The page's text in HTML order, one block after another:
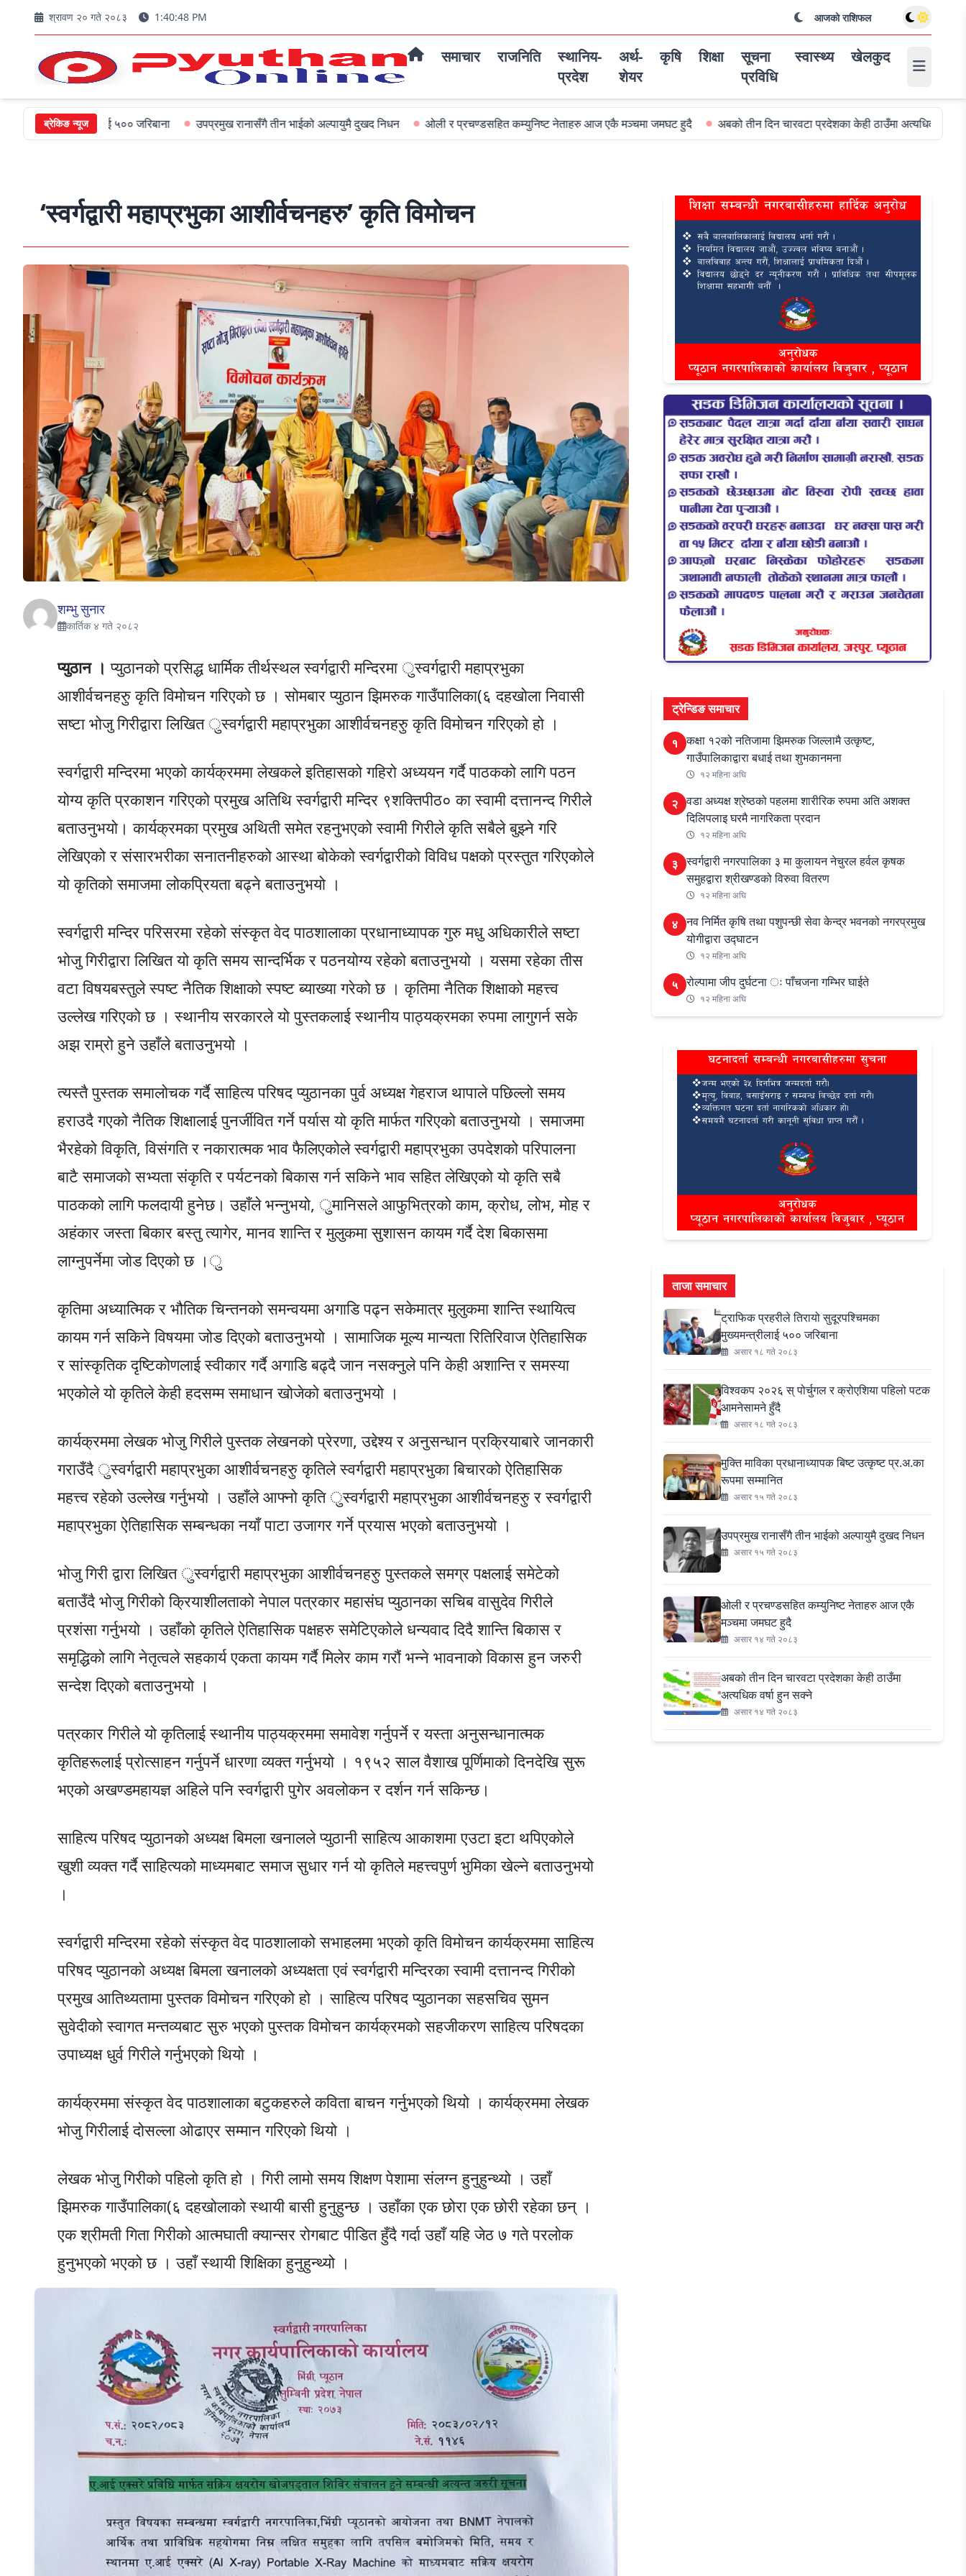
श्रावण २० गते २०८३ 1:40:50 PM आजको राशिफल
समाचार राजनिति
स्थानिय-
प्रदेश
अर्थ-
शेयर
कृषि शिक्षा
सूचना
प्रविधि
स्वास्थ्य खेलकुद
ब्रेकिङ न्यूज
५०० जरिबाना उपप्रमुख रानासँगै तीन भाईको अल्पायुमै दुखद निधन ओली र प्रचण्डसहित कम्युनिष्ट नेताहरु आज एकै मञ्चमा जमघट हुदै अबको तीन दिन चारवटा प्रदेशका केही ठाउँमा अत्यधिक वर्षा हुन सक्ने
‘स्वर्गद्वारी महाप्रभुका आशीर्वचनहरु’ कृति विमोचन
शम्भु सुनार
कार्तिक ४ गते २०८२
प्युठान । प्युठानको प्रसिद्ध धार्मिक तीर्थस्थल स्वर्गद्वारी मन्दिरमा ुस्वर्गद्वारी महाप्रभुका
आशीर्वचनहरुु कृति विमोचन गरिएको छ । सोमबार प्युठान झिमरुक गाउँपालिका(६ दहखोला निवासी
सष्टा भोजु गिरीद्वारा लिखित ुस्वर्गद्वारी महाप्रभुका आशीर्वचनहरुु कृति विमोचन गरिएको हो ।
स्वर्गद्वारी मन्दिरमा भएको कार्यक्रममा लेखकले इतिहासको गहिरो अध्ययन गर्दै पाठकको लागि पठन
योग्य कृति प्रकाशन गरिएको प्रमुख अतिथि स्वर्गद्वारी मन्दिर ९शक्तिपीठ० का स्वामी दत्तानन्द गिरीले
बताउनुभयो। कार्यक्रमका प्रमुख अथिती समेत रहनुभएको स्वामी गिरीले कृति सबैले बुझ्ने गरि
लेखिएको र संसारभरीका सनातनीहरुको आस्था बोकेको स्वर्गद्वारीको विविध पक्षको प्रस्तुत गरिएकोले
यो कृतिको समाजमा लोकप्रियता बढ्ने बताउनुभयो ।
स्वर्गद्वारी मन्दिर परिसरमा रहेको संस्कृत वेद पाठशालाका प्रधानाध्यापक गुरु मधु अधिकारीले सष्टा
भोजु गिरीद्वारा लिखित यो कृति समय सान्दर्भिक र पठनयोग्य रहेको बताउनुभयो । यसमा रहेका तीस
वटा विषयबस्तुले स्पष्ट नैतिक शिक्षाको स्पष्ट ब्याख्या गरेको छ । कृतिमा नैतिक शिक्षाको महत्त्व
उल्लेख गरिएको छ । स्थानीय सरकारले यो पुस्तकलाई स्थानीय पाठ्यक्रमका रुपमा लागुगर्न सके
अझ राम्रो हुने उहाँले बताउनुभयो ।
त्यस्तै पुस्तक समालोचक गर्दै साहित्य परिषद प्युठानका पुर्व अध्यक्ष गेहराज थापाले पछिल्लो समय
हराउदै गएको नैतिक शिक्षालाई पुनर्जीवित गर्ने पर्यास यो कृति मार्फत गरिएको बताउनुभयो । समाजमा
भैरहेको विकृति, विसंगति र नकारात्मक भाव फैलिएकोले स्वर्गद्वारी महाप्रभुका उपदेशको परिपालना
बाटै समाजको सभ्यता संकृति र पर्यटनको बिकास गर्न सकिने भाव सहित लेखिएको यो कृति सबै
पाठकको लागि फलदायी हुनेछ। उहाँले भन्नुभयो, ुमानिसले आफुभित्रको काम, क्रोध, लोभ, मोह र
अहंकार जस्ता बिकार बस्तु त्यागेर, मानव शान्ति र मुलुकमा सुशासन कायम गर्दै देश बिकासमा
लाग्नुपर्नेमा जोड दिएको छ ।ु
कृतिमा अध्यात्मिक र भौतिक चिन्तनको समन्वयमा अगाडि पढ्न सकेमात्र मुलुकमा शान्ति स्थायित्व
कायम गर्न सकिने विषयमा जोड दिएको बताउनुभयो । सामाजिक मूल्य मान्यता रितिरिवाज ऐतिहासिक
र सांस्कृतिक दृष्टिकोणलाई स्वीकार गर्दै अगाडि बढ्दै जान नसक्नुले पनि केही अशान्ति र समस्या
भएकोले यो कृतिले केही हदसम्म समाधान खोजेको बताउनुभयो ।
कार्यक्रममा लेखक भोजु गिरीले पुस्तक लेखनको प्रेरणा, उद्देश्य र अनुसन्धान प्रक्रियाबारे जानकारी
गराउँदै ुस्वर्गद्वारी महाप्रभुका आशीर्वचनहरुु कृतिले स्वर्गद्वारी महाप्रभुका बिचारको ऐतिहासिक
महत्त्व रहेको उल्लेख गर्नुभयो । उहाँले आफ्नो कृति ुस्वर्गद्वारी महाप्रभुका आशीर्वचनहरुु र स्वर्गद्वारी
महाप्रभुका ऐतिहासिक सम्बन्धका नयाँ पाटा उजागर गर्ने प्रयास भएको बताउनुभयो ।
भोजु गिरी द्वारा लिखित ुस्वर्गद्वारी महाप्रभुका आशीर्वचनहरुु पुस्तकले समग्र पक्षलाई समेटेको
बताउँदै भोजु गिरीको क्रियाशीलताको नेपाल पत्रकार महासंघ प्युठानका सचिब वासुदेव गिरीले
प्रशंसा गर्नुभयो । उहाँको कृतिले ऐतिहासिक पक्षहरु समेटिएकोले धन्यवाद दिदै शान्ति बिकास र
समृद्धिको लागि नेतृत्वले सहकार्य एकता कायम गर्दै मिलेर काम गरौं भन्ने भावनाको विकास हुन जरुरी
सन्देश दिएको बताउनुभयो ।
पत्रकार गिरीले यो कृतिलाई स्थानीय पाठ्यक्रममा समावेश गर्नुपर्ने र यस्ता अनुसन्धानात्मक
कृतिहरूलाई प्रोत्साहन गर्नुपर्ने धारणा व्यक्त गर्नुभयो । १९५२ साल वैशाख पूर्णिमाको दिनदेखि सुरू
भएको अखण्डमहायज्ञ अहिले पनि स्वर्गद्वारी पुगेर अवलोकन र दर्शन गर्न सकिन्छ।
साहित्य परिषद प्युठानको अध्यक्ष बिमला खनालले प्युठानी साहित्य आकाशमा एउटा इटा थपिएकोले
खुशी व्यक्त गर्दै साहित्यको माध्यमबाट समाज सुधार गर्न यो कृतिले महत्त्वपुर्ण भुमिका खेल्ने बताउनुभयो
।
स्वर्गद्वारी मन्दिरमा रहेको संस्कृत वेद पाठशालाको सभाहलमा भएको कृति विमोचन कार्यक्रममा साहित्य
परिषद प्युठानको अध्यक्ष बिमला खनालको अध्यक्षता एवं स्वर्गद्वारी मन्दिरका स्वामी दत्तानन्द गिरीको
प्रमुख आतिथ्यतामा पुस्तक विमोचन गरिएको हो । साहित्य परिषद प्युठानका सहसचिव सुमन
सुवेदीको स्वागत मन्तव्यबाट सुरु भएको पुस्तक विमोचन कार्यक्रमको सहजीकरण साहित्य परिषदका
उपाध्यक्ष धुर्व गिरीले गर्नुभएको थियो ।
कार्यक्रममा संस्कृत वेद पाठशालाका बटुकहरुले कविता बाचन गर्नुभएको थियो । कार्यक्रममा लेखक
भोजु गिरीलाई दोसल्ला ओढाएर सम्मान गरिएको थियो ।
लेखक भोजु गिरीको पहिलो कृति हो । गिरी लामो समय शिक्षण पेशामा संलग्न हुनुहुन्थ्यो । उहाँ
झिमरुक गाउँपालिका(६ दहखोलाको स्थायी बासी हुनुहुन्छ । उहाँका एक छोरा एक छोरी रहेका छन् ।
एक श्रीमती गिता गिरीको आत्मघाती क्यान्सर रोगबाट पीडित हुँदै गर्दा उहाँ यहि जेठ ७ गते परलोक
हुनुभएको भएको छ । उहाँ स्थायी शिक्षिका हुनुहुन्थ्यो ।
ट्रेन्डिङ समाचार
१ कक्षा १२को नतिजामा झिमरुक जिल्लामै उत्कृष्ट,
गाउँपालिकाद्वारा बधाई तथा शुभकानमना
१२ महिना अघि
२ वडा अध्यक्ष श्रेष्ठको पहलमा शारीरिक रुपमा अति अशक्त
दिलिपलाइ घरमै नागरिकता प्रदान
१२ महिना अघि
३ स्वर्गद्वारी नगरपालिका ३ मा कुलायन नेचुरल हर्वल कृषक
समुहद्वारा श्रीखण्डको विरुवा वितरण
१२ महिना अघि
४ नव निर्मित कृषि तथा पशुपन्छी सेवा केन्द्र भवनको नगरप्रमुख
योगीद्वारा उद्घाटन
१२ महिना अघि
५ रोल्पामा जीप दुर्घटना ः पाँचजना गम्भिर घाईते
१२ महिना अघि
ताजा समाचार
ट्राफिक प्रहरीले तिरायो सुदूरपश्चिमका
मुख्यमन्त्रीलाई ५०० जरिबाना
असार १८ गते २०८३
विश्वकप २०२६ स् पोर्चुगल र क्रोएशिया पहिलो पटक
आमनेसामने हुँदै
असार १८ गते २०८३
मुक्ति माविका प्रधानाध्यापक बिष्ट उत्कृष्ट प्र.अ.का
रूपमा सम्मानित
असार १५ गते २०८३
उपप्रमुख रानासँगै तीन भाईको अल्पायुमै दुखद निधन
असार १५ गते २०८३
ओली र प्रचण्डसहित कम्युनिष्ट नेताहरु आज एकै
मञ्चमा जमघट हुदै
असार १४ गते २०८३
अबको तीन दिन चारवटा प्रदेशका केही ठाउँमा
अत्यधिक वर्षा हुन सक्ने
असार १४ गते २०८३